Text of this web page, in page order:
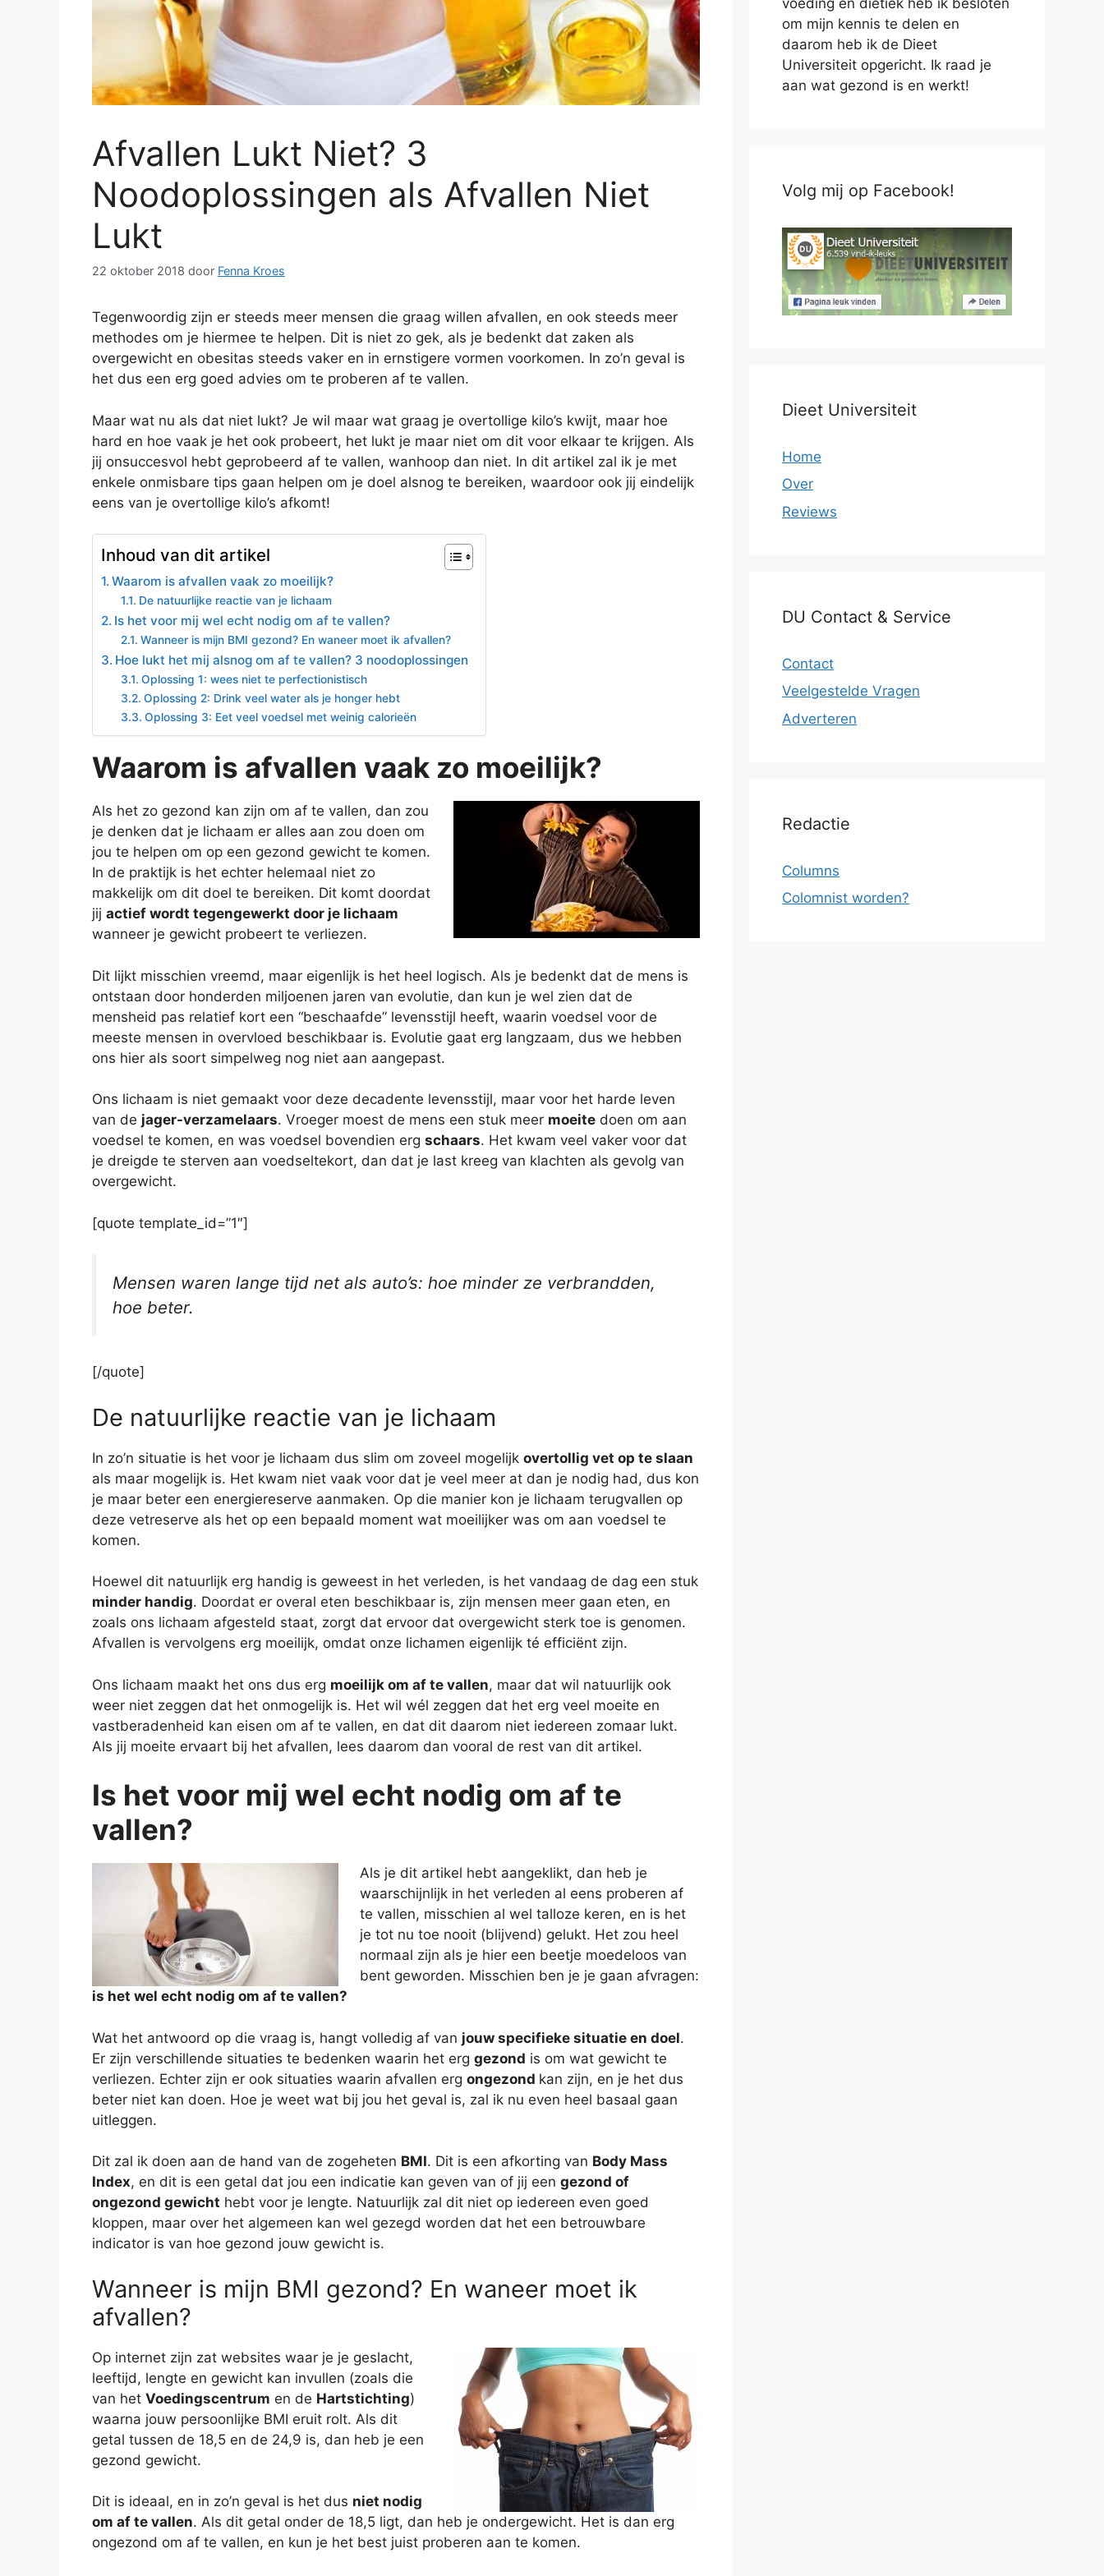
Afvallen Lukt Niet? 3
Noodoplossingen als Afvallen Niet
Lukt
22 oktober 2018 door Fenna Kroes
Tegenwoordig zijn er steeds meer mensen die graag willen afvallen, en ook steeds meer
methodes om je hiermee te helpen. Dit is niet zo gek, als je bedenkt dat zaken als
overgewicht en obesitas steeds vaker en in ernstigere vormen voorkomen. In zo’n geval is
het dus een erg goed advies om te proberen af te vallen.
Maar wat nu als dat niet lukt? Je wil maar wat graag je overtollige kilo’s kwijt, maar hoe
hard en hoe vaak je het ook probeert, het lukt je maar niet om dit voor elkaar te krijgen. Als
jij onsuccesvol hebt geprobeerd af te vallen, wanhoop dan niet. In dit artikel zal ik je met
enkele onmisbare tips gaan helpen om je doel alsnog te bereiken, waardoor ook jij eindelijk
eens van je overtollige kilo’s afkomt!
Inhoud van dit artikel
Waarom is afvallen vaak zo moeilijk?
De natuurlijke reactie van je lichaam
Is het voor mij wel echt nodig om af te vallen?
Wanneer is mijn BMI gezond? En waneer moet ik afvallen?
Hoe lukt het mij alsnog om af te vallen? 3 noodoplossingen
Oplossing 1: wees niet te perfectionistisch
Oplossing 2: Drink veel water als je honger hebt
Oplossing 3: Eet veel voedsel met weinig calorieën
Waarom is afvallen vaak zo moeilijk?
Als het zo gezond kan zijn om af te vallen, dan zou
je denken dat je lichaam er alles aan zou doen om
jou te helpen om op een gezond gewicht te komen.
In de praktijk is het echter helemaal niet zo
makkelijk om dit doel te bereiken. Dit komt doordat
jij actief wordt tegengewerkt door je lichaam
wanneer je gewicht probeert te verliezen.
Dit lijkt misschien vreemd, maar eigenlijk is het heel logisch. Als je bedenkt dat de mens is
ontstaan door honderden miljoenen jaren van evolutie, dan kun je wel zien dat de
mensheid pas relatief kort een “beschaafde” levensstijl heeft, waarin voedsel voor de
meeste mensen in overvloed beschikbaar is. Evolutie gaat erg langzaam, dus we hebben
ons hier als soort simpelweg nog niet aan aangepast.
Ons lichaam is niet gemaakt voor deze decadente levensstijl, maar voor het harde leven
van de jager-verzamelaars. Vroeger moest de mens een stuk meer moeite doen om aan
voedsel te komen, en was voedsel bovendien erg schaars. Het kwam veel vaker voor dat
je dreigde te sterven aan voedseltekort, dan dat je last kreeg van klachten als gevolg van
overgewicht.
[quote template_id=”1″]
Mensen waren lange tijd net als auto’s: hoe minder ze verbrandden,
hoe beter.
[/quote]
De natuurlijke reactie van je lichaam
In zo’n situatie is het voor je lichaam dus slim om zoveel mogelijk overtollig vet op te slaan
als maar mogelijk is. Het kwam niet vaak voor dat je veel meer at dan je nodig had, dus kon
je maar beter een energiereserve aanmaken. Op die manier kon je lichaam terugvallen op
deze vetreserve als het op een bepaald moment wat moeilijker was om aan voedsel te
komen.
Hoewel dit natuurlijk erg handig is geweest in het verleden, is het vandaag de dag een stuk
minder handig. Doordat er overal eten beschikbaar is, zijn mensen meer gaan eten, en
zoals ons lichaam afgesteld staat, zorgt dat ervoor dat overgewicht sterk toe is genomen.
Afvallen is vervolgens erg moeilijk, omdat onze lichamen eigenlijk té efficiënt zijn.
Ons lichaam maakt het ons dus erg moeilijk om af te vallen, maar dat wil natuurlijk ook
weer niet zeggen dat het onmogelijk is. Het wil wél zeggen dat het erg veel moeite en
vastberadenheid kan eisen om af te vallen, en dat dit daarom niet iedereen zomaar lukt.
Als jij moeite ervaart bij het afvallen, lees daarom dan vooral de rest van dit artikel.
Is het voor mij wel echt nodig om af te
vallen?
Als je dit artikel hebt aangeklikt, dan heb je
waarschijnlijk in het verleden al eens proberen af
te vallen, misschien al wel talloze keren, en is het
je tot nu toe nooit (blijvend) gelukt. Het zou heel
normaal zijn als je hier een beetje moedeloos van
bent geworden. Misschien ben je je gaan afvragen:
is het wel echt nodig om af te vallen?
Wat het antwoord op die vraag is, hangt volledig af van jouw specifieke situatie en doel.
Er zijn verschillende situaties te bedenken waarin het erg gezond is om wat gewicht te
verliezen. Echter zijn er ook situaties waarin afvallen erg ongezond kan zijn, en je het dus
beter niet kan doen. Hoe je weet wat bij jou het geval is, zal ik nu even heel basaal gaan
uitleggen.
Dit zal ik doen aan de hand van de zogeheten BMI. Dit is een afkorting van Body Mass
Index, en dit is een getal dat jou een indicatie kan geven van of jij een gezond of
ongezond gewicht hebt voor je lengte. Natuurlijk zal dit niet op iedereen even goed
kloppen, maar over het algemeen kan wel gezegd worden dat het een betrouwbare
indicator is van hoe gezond jouw gewicht is.
Wanneer is mijn BMI gezond? En waneer moet ik
afvallen?
Op internet zijn zat websites waar je je geslacht,
leeftijd, lengte en gewicht kan invullen (zoals die
van het Voedingscentrum en de Hartstichting)
waarna jouw persoonlijke BMI eruit rolt. Als dit
getal tussen de 18,5 en de 24,9 is, dan heb je een
gezond gewicht.
Dit is ideaal, en in zo’n geval is het dus niet nodig
om af te vallen. Als dit getal onder de 18,5 ligt, dan heb je ondergewicht. Het is dan erg
ongezond om af te vallen, en kun je het best juist proberen aan te komen.
om mijn kennis te delen en
daarom heb ik de Dieet
Universiteit opgericht. Ik raad je
aan wat gezond is en werkt!
Volg mij op Facebook!
Dieet Universiteit
Home
Over
Reviews
DU Contact & Service
Contact
Veelgestelde Vragen
Adverteren
Redactie
Columns
Colomnist worden?